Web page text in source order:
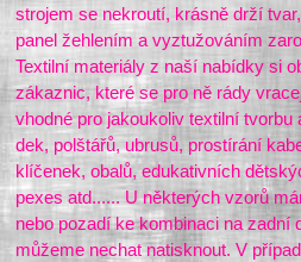
strojem se nekroutí, krásně drží
panel žehlením a vyztužováním
Textilní materiály z naší nabídky si
zákaznic, které se pro ně rády
vhodné pro jakoukoliv textilní tvorbu
dek, polštářů, ubrusů, prostírání
klíčenek, obalů, edukativních
pexes atd...... U některých vzorů
nebo pozadí ke kombinaci na zadní
můžeme nechat natisknout. V